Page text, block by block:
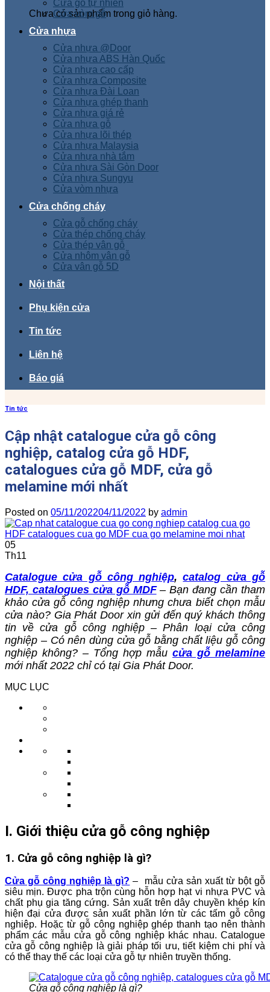
Chưa có sản phẩm trong giỏ hàng.
Cửa gỗ tự nhiên
Cửa vòm gỗ
Cửa nhựa
Cửa nhựa @Door
Cửa nhựa ABS Hàn Quốc
Cửa nhựa cao cấp
Cửa nhựa Composite
Cửa nhựa Đài Loan
Cửa nhựa ghép thanh
Cửa nhựa giá rẻ
Cửa nhựa gỗ
Cửa nhựa lõi thép
Cửa nhựa Malaysia
Cửa nhựa nhà tắm
Cửa nhựa Sài Gòn Door
Cửa nhựa Sungyu
Cửa vòm nhựa
Cửa chống cháy
Cửa gỗ chống cháy
Cửa thép chống cháy
Cửa thép vân gỗ
Cửa nhôm vân gỗ
Cửa vân gỗ 5D
Nội thất
Phụ kiện cửa
Tin tức
Liên hệ
Báo giá
Tin tức
Cập nhật catalogue cửa gỗ công
nghiệp, catalog cửa gỗ HDF,
catalogues cửa gỗ MDF, cửa gỗ
melamine mới nhất
Posted on 05/11/202204/11/2022 by admin
05
Th11
Catalogue cửa gỗ công nghiệp,catalog cửa gỗ
HDF, catalogues cửa gỗ MDF– Bạn đang cần tham
khảo cửa gỗ công nghiệpnhưng chưa biết chọn mẫu
cửa nào? Gia Phát Door xin gửi đến quý khách thông
tin về cửa gỗ công nghiệp – Phân loại cửa công
nghiệp – Có nên dùng cửa gỗ bằng chất liệu gỗ công
nghiệp không? – Tổng hợp mẫu cửa gỗ melamine
mới nhất 2022 chỉ có tại Gia Phát Door.
MỤC LỤC
I. Giới thiệu cửa gỗ công nghiệp
1. Cửa gỗ công nghiệp là gì?
Cửa gỗ công nghiệp là gì? – mẫu cửa sản xuất từ bột gỗ
siêu mịn. Được pha trộn cùng hỗn hợp hạt vi nhựa PVC và
chất phụ gia tăng cứng. Sản xuất trên dây chuyền khép kín
hiện đại cửa được sản xuất phần lớn từ các tấm gỗ công
nghiệp. Hoặc từ gỗ công nghiệp ghép thanh tạo nên thành
phẩm các mẫu cửa gỗ công nghiệp khác nhau. Catalogue
cửa gỗ công nghiệp là giải pháp tối ưu, tiết kiệm chi phí và
có thể thay thế các loại cửa gỗ tự nhiên truyền thống.
Cửa gỗ công nghiệp là gì?